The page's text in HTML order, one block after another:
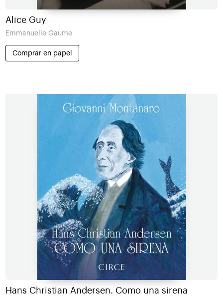
Alice Guy
Emmanuelle Gaume
Comprar en papel
Hans Christian Andersen. Como una sirena